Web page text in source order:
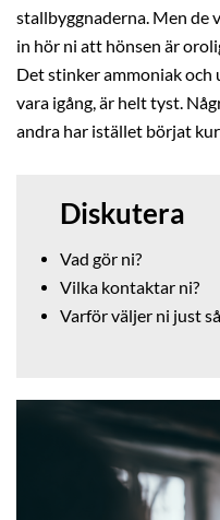
stallbyggnaderna. Men de
in hör ni att hönsen är
Det stinker ammoniak
vara igång, är helt tyst.
andra har istället börjat
Diskutera
Vad gör ni?
Vilka kontaktar ni?
Varför väljer ni just